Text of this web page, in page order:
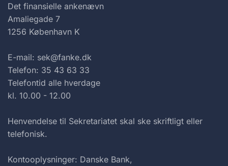
Det finansielle ankenævn
Amaliegade 7
1256 København K
E-mail: sek@fanke.dk
Telefon: 35 43 63 33
Telefontid alle hverdage
kl. 10.00 - 12.00
Henvendelse til Sekretariatet skal ske skriftligt eller
telefonisk.
Kontooplysninger: Danske Bank,